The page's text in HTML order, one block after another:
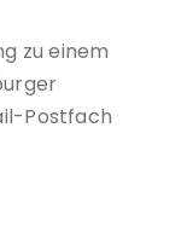
zu einem
Postfach